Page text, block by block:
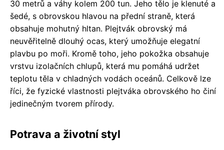
30 metrů a váhy kolem 200 tun. Jeho tělo je klenuté a
šedé, s obrovskou hlavou na přední straně, která
obsahuje mohutný hltan. Plejtvák obrovský má
neuvěřitelně dlouhý ocas, který umožňuje elegatní
plavbu po moři. Kromě toho, jeho pokožka obsahuje
vrstvu izolačních chlupů, která mu pomáhá udržet
teplotu těla v chladných vodách oceánů. Celkově lze
říci, že fyzické vlastnosti plejtváka obrovského ho činí
jedinečným tvorem přírody.
Potrava a životní styl